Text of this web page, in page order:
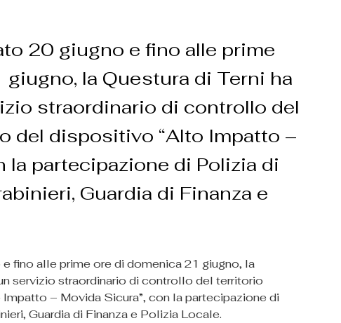
20 giugno e fino alle prime
la Questura di Terni ha
straordinario di controllo del
del dispositivo “Alto Impatto –
la partecipazione di Polizia di
Guardia di Finanza e
fino alle prime ore di domenica 21 giugno, la
servizio straordinario di controllo del territorio
– Movida Sicura”, con la partecipazione di
Guardia di Finanza e Polizia Locale.